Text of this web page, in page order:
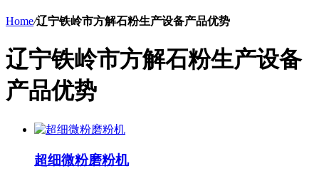
Home/辽宁铁岭市方解石粉生产设备产品优势
辽宁铁岭市方解石粉生产设备
产品优势
超细微粉磨粉机